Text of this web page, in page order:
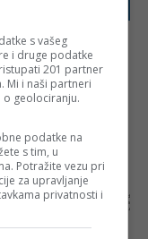
Banjaluka.com. Molimo korisnike da se suzdrže od
bez najave i objašnjenja. Zbog velikog broja
prihvatate mogućnost da među komentarima mogu
s vašeg
i druge podatke
201 partner
Mi i naši partneri
geolociranju.
podatke na
s tim, u
Potražite vezu pri
za upravljanje
privatnosti i